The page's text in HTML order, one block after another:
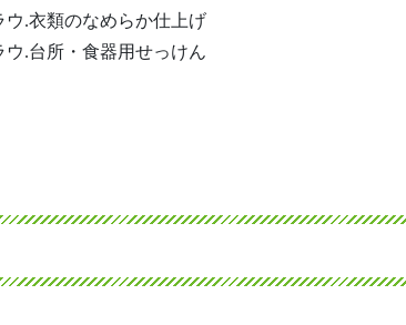
ウ.衣類のなめらか仕上げ
ウ.台所・食器用せっけん